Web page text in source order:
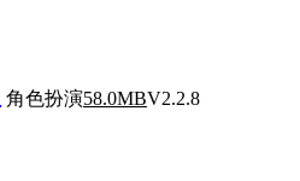
角色扮演58.0MBV2.2.8